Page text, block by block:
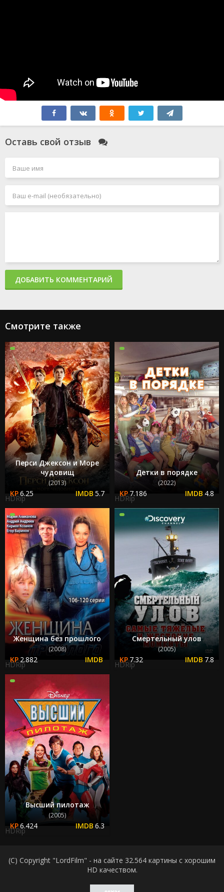
Оставь свой отзыв
ДОБАВИТЬ КОММЕНТАРИЙ
Смотрите также
Перси Джексон и Море
чудовищ
(2013)
6.25 5.7
HDRip
Детки в порядке
(2022)
7.186 4.8
HDRip
Женщина без прошлого
(2008)
2.882
HDRip
Смертельный улов
(2005)
7.32 7.8
HDRip
Высший пилотаж
(2005)
6.424 6.3
HDRip
(C) Copyright "LordFilm" - на сайте 32.564 картины с хорошим
HD качеством.